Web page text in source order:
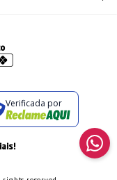
Verificada por